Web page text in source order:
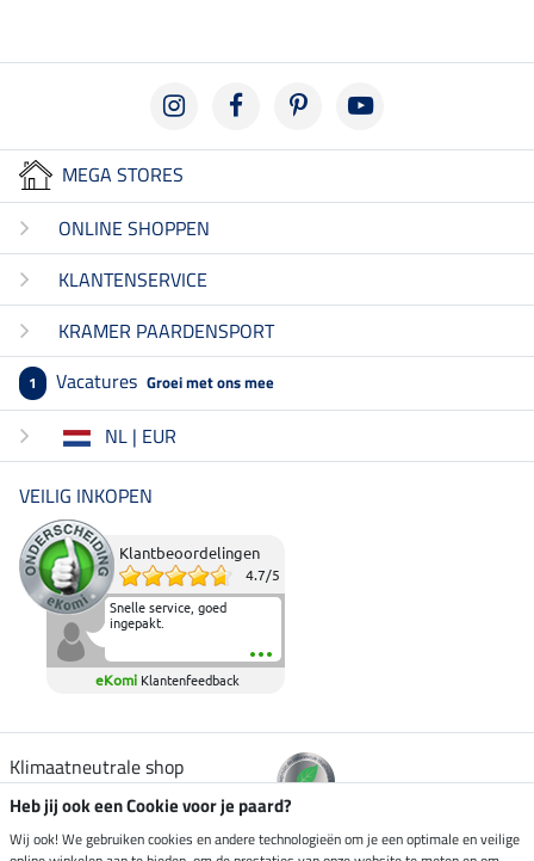
MEGA STORES
ONLINE SHOPPEN
KLANTENSERVICE
KRAMER PAARDENSPORT
1 Vacatures Groei met ons mee
NL | EUR
VEILIG INKOPEN
Klantbeoordelingen
4.7/5
Snelle service, goed
ingepakt.
eKomi Klantenfeedback
Klimaatneutrale shop
Verzending per
Heb jij ook een Cookie voor je paard?
Wij ook! We gebruiken cookies en andere technologieën om je een optimale en veilige